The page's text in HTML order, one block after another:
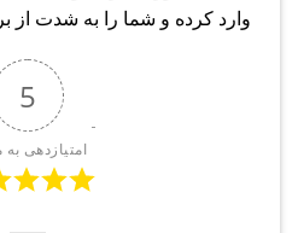
وارد کرده و شما را به شدت از
5
امتیازدهی به